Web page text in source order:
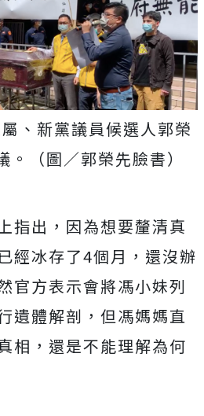
、新黨議員候選人郭榮
。（圖／郭榮先臉書）
指出，因為想要釐清真
經冰存了4個月，還沒辦
官方表示會將馮小妹列
遺體解剖，但馮媽媽直
相，還是不能理解為何